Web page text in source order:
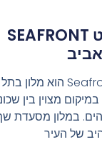
בראון ברוט SEAFRONT
בראון ברוט Seafront הוא מלון בתל
מצוין בין
הים. במלון מסעדת
של העיר